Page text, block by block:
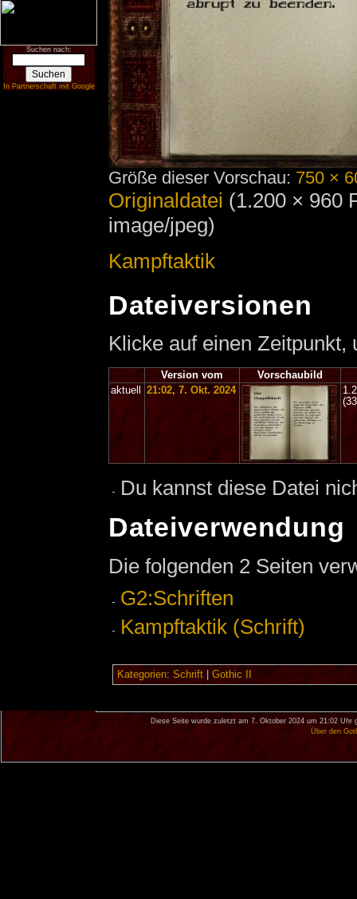
Suchen nach:
In Partnerschaft mit Google
Größe dieser Vorschau: 750 ×
Originaldatei (1.200 × 960
image/jpeg)
Kampftaktik
Dateiversionen
Klicke auf einen
Version vom
Vorschaubild
aktuell
21:02, 7. Okt. 2024
Du kannst diese Datei
Dateiverwendung
Die folgenden 2 Seiten
G2:Schriften
Kampftaktik (Schrift)
Kategorien: Schrift| Gothic II
Diese Seite wurde zuletzt am 7. Oktober 2024 um 21:02 Uhr
Über den